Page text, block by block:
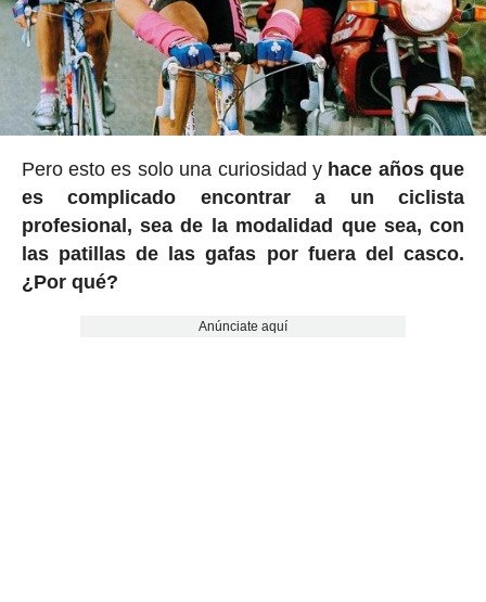
Pero esto es solo una curiosidad y hace años que
es complicado encontrar a un ciclista
profesional, sea de la modalidad que sea, con
las patillas de las gafas por fuera del casco.
¿Por qué?
Anúnciate aquí